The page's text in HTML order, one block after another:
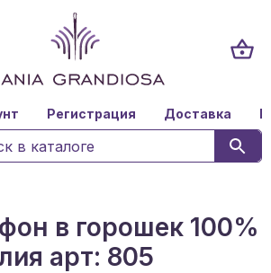
Регистрация Доставка
в горошек 100%
арт: 805